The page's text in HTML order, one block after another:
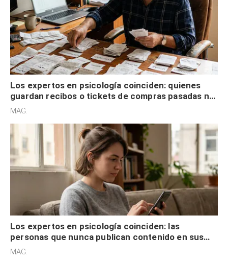
Los expertos en psicología coinciden: quienes
guardan recibos o tickets de compras pasadas no
son acumuladores, sino que tienen necesidad de
MAG.
Los expertos en psicología coinciden: las
personas que nunca publican contenido en sus
redes sociales no pretenden buscar validación
MAG.